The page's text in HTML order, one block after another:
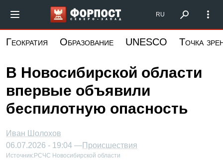
основному
Форпост Северо-Запад
RU
Геократия Образование UNESCO Точка
В Новосибирской области
впервые объявили
беспилотную опасность
Иван Шолохов
06.07.2026 - 19:04 —Происшествия
Источник: РСЧС Новосибирской области